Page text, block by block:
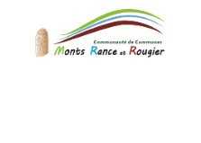
contenu